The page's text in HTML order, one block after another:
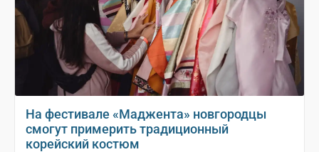
На фестивале «Маджента» новгородцы
смогут примерить традиционный
корейский костюм